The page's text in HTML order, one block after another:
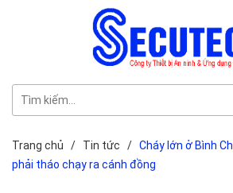
Trang chủ / Tin tức / Cháy lớn ở Bình
phải tháo chạy ra cánh đồng